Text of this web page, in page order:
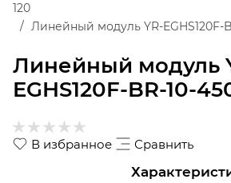
Линейный модуль
EGHS120F-BR-10-
120
Линейный модуль YR-EGHS120F-
В избранное Сравнить